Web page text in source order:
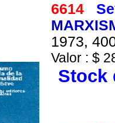
6614
1973,
Valor : $
Stock